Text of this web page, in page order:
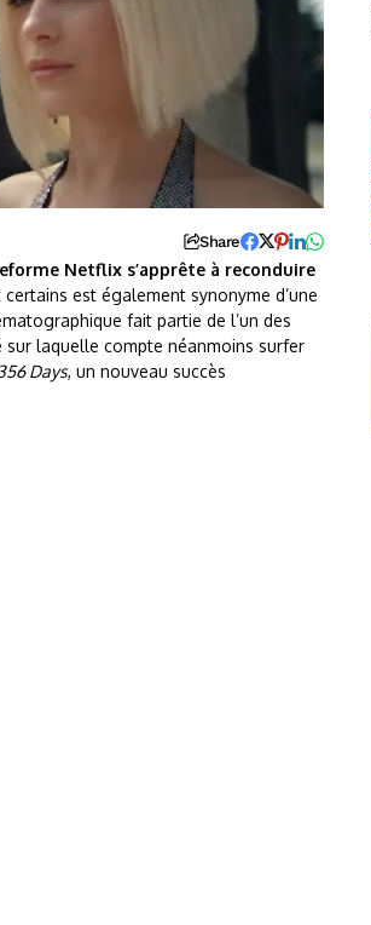
Share
Netflix s’apprête à reconduire
est également synonyme d’une
fait partie de l’un des
laquelle compte néanmoins surfer
Days, un nouveau succès